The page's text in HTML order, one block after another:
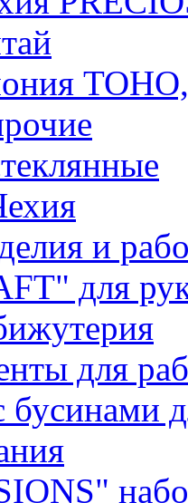
и
для
для